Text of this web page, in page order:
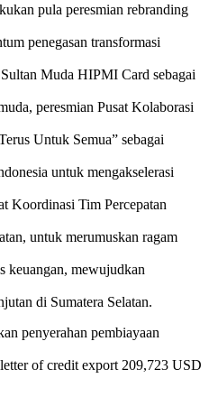
pula peresmian rebranding
penegasan transformasi
Muda HIPMI Card sebagai
peresmian Pusat Kolaborasi
Untuk Semua” sebagai
untuk mengakselerasi
Koordinasi Tim Percepatan
untuk merumuskan ragam
keuangan, mewujudkan
di Sumatera Selatan.
penyerahan pembiayaan
of credit export 209,723 USD